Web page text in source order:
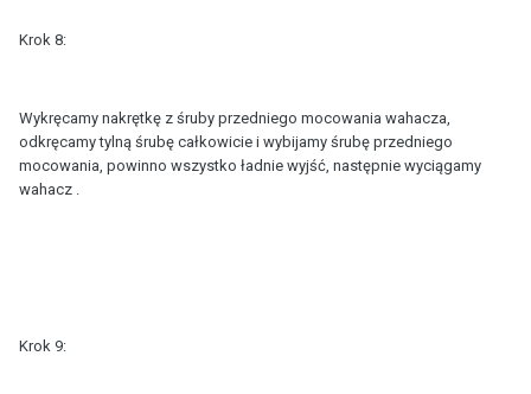
Krok 8:
Wykręcamy nakrętkę z śruby przedniego mocowania wahacza,
odkręcamy tylną śrubę całkowicie i wybijamy śrubę przedniego
mocowania, powinno wszystko ładnie wyjść, następnie wyciągamy
wahacz .
Krok 9: